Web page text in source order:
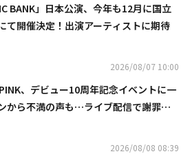
BANK」日本公演、今年も12月に国立
て開催決定！出演アーティストに期待
2026/08/07 10:00
、デビュー10周年記念イベントに一
から不満の声も…ライブ配信で謝罪
2026/08/08 08:39